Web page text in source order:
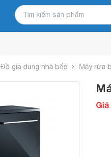
Đồ gia dụng nhà bếp Máy rửa
Giá